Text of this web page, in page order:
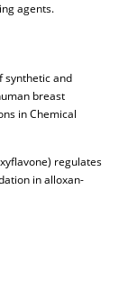
agents.
synthetic and
breast
in Chemical
regulates
in alloxan-